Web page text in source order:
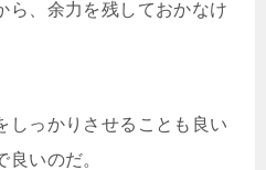
ら、余力を残しておかなけ
しっかりさせることも良い
良いのだ。